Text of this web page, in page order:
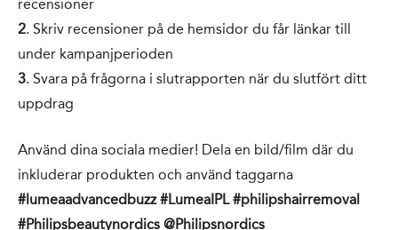
recensioner
2. Skriv recensioner på de hemsidor du får länkar till
under kampanjperioden
3. Svara på frågorna i slutrapporten när du slutfört ditt
uppdrag
Använd dina sociala medier! Dela en bild/film där du
inkluderar produkten och använd taggarna
#lumeaadvancedbuzz #LumeaIPL #philipshairremoval
#Philipsbeautynordics @Philipsnordics